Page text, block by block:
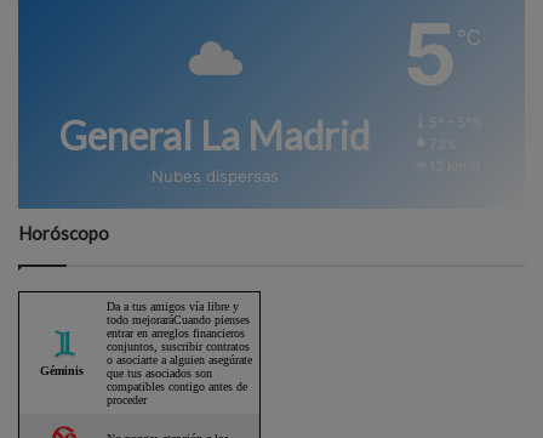
General La Madrid
Nubes dispersas
5 ℃
5º - 5º%
Horóscopo